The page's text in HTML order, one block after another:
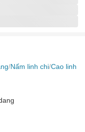
Nấm linh chi Cao linh